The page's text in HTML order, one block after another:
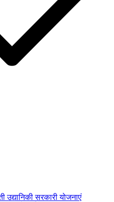
उद्यानिकीसरकारी योजनाएं